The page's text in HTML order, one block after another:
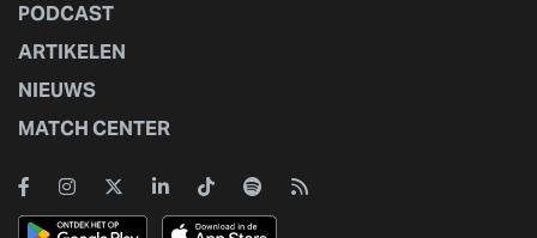
PODCAST
ARTIKELEN
NIEUWS
MATCH CENTER